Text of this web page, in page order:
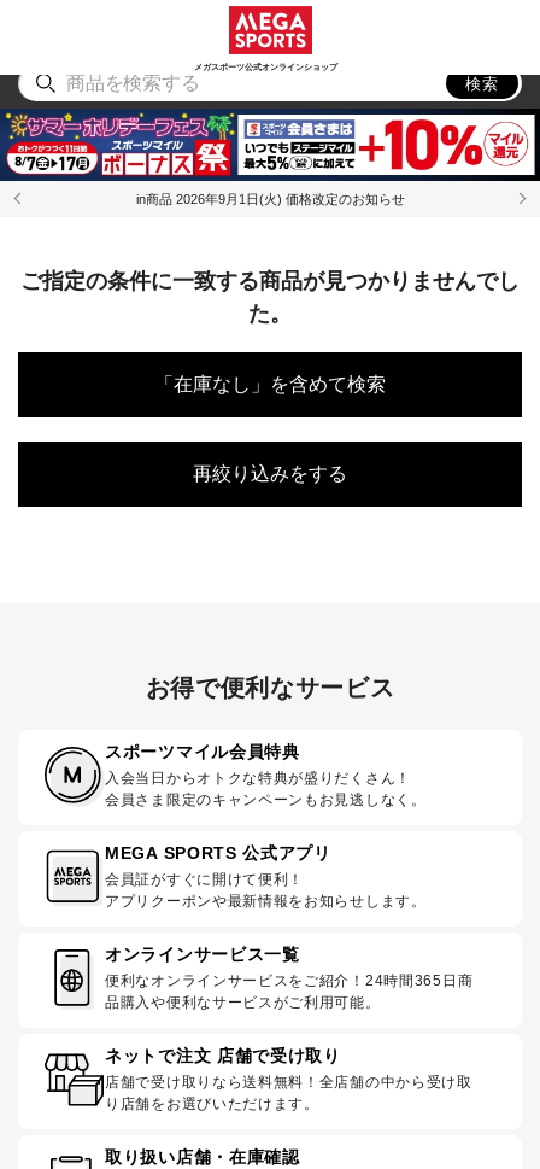
メガスポーツ公式オンラインショップ
アウトドア
検索
in商品 2026年9月1日(火) 価格改定のお知らせ
ご指定の条件に一致する商品が見つかりませんでし
た。
「在庫なし」を含めて検索
再絞り込みをする
お得で便利なサービス
スポーツマイル会員特典
入会当日からオトクな特典が盛りだくさん！
会員さま限定のキャンペーンもお見逃しなく。
MEGA SPORTS 公式アプリ
会員証がすぐに開けて便利！
アプリクーポンや最新情報をお知らせします。
オンラインサービス一覧
便利なオンラインサービスをご紹介！24時間365日商
品購入や便利なサービスがご利用可能。
ネットで注文 店舗で受け取り
店舗で受け取りなら送料無料！全店舗の中から受け取
り店舗をお選びいただけます。
取り扱い店舗・在庫確認